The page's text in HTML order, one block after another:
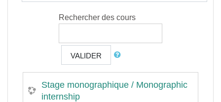
Rechercher des cours
VALIDER
Stage monographique / Monographic
internship